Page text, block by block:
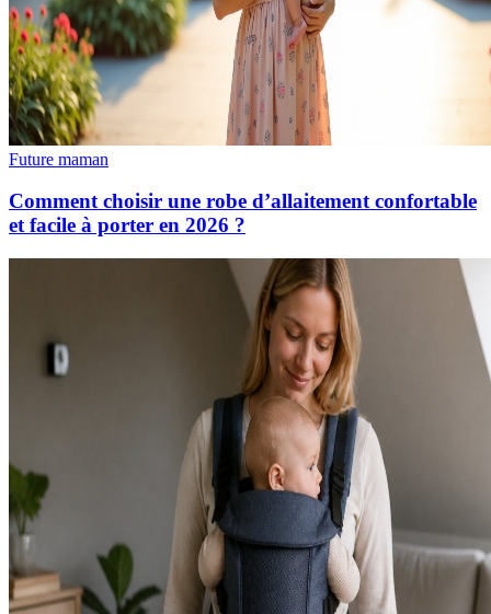
Future maman
Comment choisir une robe d’allaitement confortable
et facile à porter en 2026 ?